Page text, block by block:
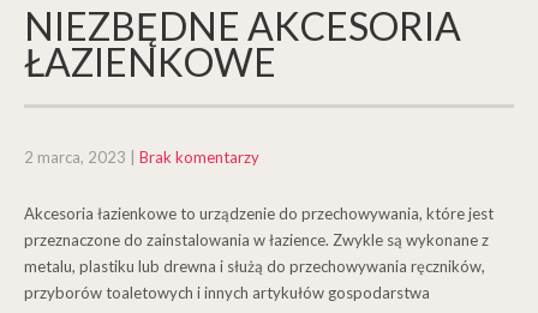
NIEZBĘDNE AKCESORIA
ŁAZIENKOWE
2 marca, 2023 Brak komentarzy
Akcesoria łazienkowe to urządzenie do przechowywania, które jest
przeznaczone do zainstalowania w łazience. Zwykle są wykonane z
metalu, plastiku lub drewna i służą do przechowywania ręczników,
przyborów toaletowych i innych artykułów gospodarstwa